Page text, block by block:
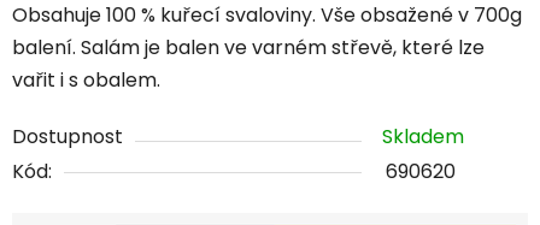
Obsahuje 100 % kuřecí svaloviny. Vše obsažené v 700g
balení. Salám je balen ve varném střevě, které lze
vařit i s obalem.
Dostupnost
Skladem
Kód:
690620